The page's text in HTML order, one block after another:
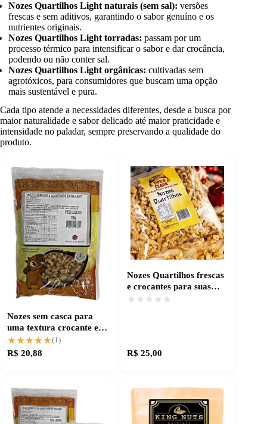
Nozes Quartilhos Light naturais (sem sal): versões
frescas e sem aditivos, garantindo o sabor genuíno e os
nutrientes originais.
Nozes Quartilhos Light torradas: passam por um
processo térmico para intensificar o sabor e dar crocância,
podendo ou não conter sal.
Nozes Quartilhos Light orgânicas: cultivadas sem
agrotóxicos, para consumidores que buscam uma opção
mais sustentável e pura.
Cada tipo atende a necessidades diferentes, desde a busca por
maior naturalidade e sabor delicado até maior praticidade e
intensidade no paladar, sempre preservando a qualidade do
produto.
Nozes sem casca para
uma textura crocante e
limpa
★★★★★
★★★★★(1)
R$ 20,88
Nozes Quartilhos frescas
e crocantes para suas
receitas
★★★★★
★★★★★
R$ 25,00